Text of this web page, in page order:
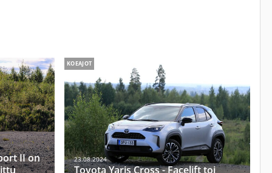
II on
KOEAJOT
23.08.2024
Toyota Yaris Cross - Facelift toi